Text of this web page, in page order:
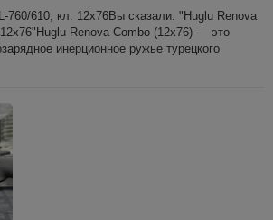
760/610, кл. 12х76Вы сказали: "Huglu Renova
Renova Combo (12х76) — это
инерционное ружье турецкого